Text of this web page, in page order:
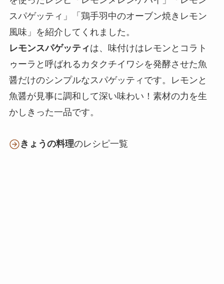
スパゲッティ」「鶏手羽中のオーブン焼きレモン
風味」を紹介してくれました。
レモンスパゲッティは、味付けはレモンとコラト
ゥーラと呼ばれるカタクチイワシを発酵させた魚
醤だけのシンプルなスパゲッティです。レモンと
魚醤が見事に調和して深い味わい！素材の力を生
かしきった一品です。
きょうの料理のレシピ一覧